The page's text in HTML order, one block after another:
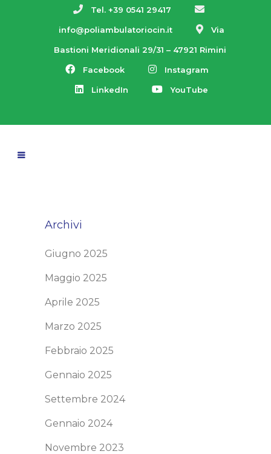
Tel. +39 0541 29417
info@poliambulatoriocin.it Via
Bastioni Meridionali 29/31 – 47921 Rimini
Facebook Instagram
LinkedIn YouTube
Archivi
Giugno 2025
Maggio 2025
Aprile 2025
Marzo 2025
Febbraio 2025
Gennaio 2025
Settembre 2024
Gennaio 2024
Novembre 2023